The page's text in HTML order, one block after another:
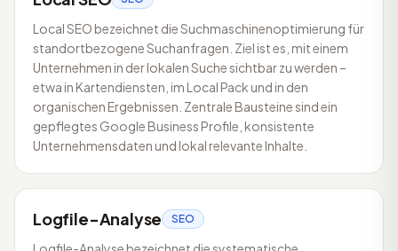
Local SEO bezeichnet die Suchmaschinenoptimierung für
standortbezogene Suchanfragen. Ziel ist es, mit einem
Unternehmen in der lokalen Suche sichtbar zu werden –
etwa in Kartendiensten, im Local Pack und in den
organischen Ergebnissen. Zentrale Bausteine sind ein
gepflegtes Google Business Profile, konsistente
Unternehmensdaten und lokal relevante Inhalte.
Logfile-Analyse SEO